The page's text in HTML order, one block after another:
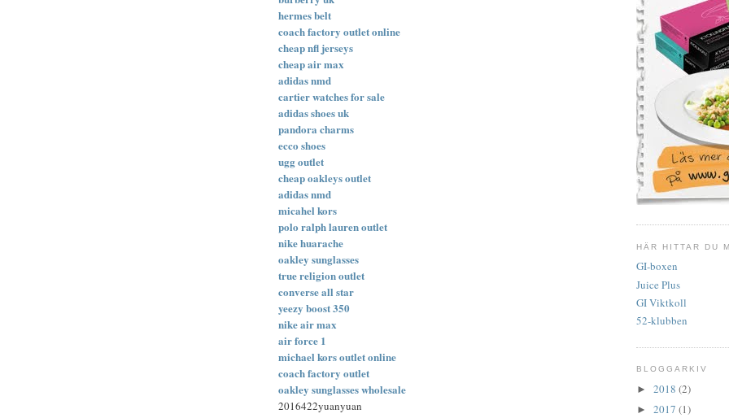
hermes belt
coach factory outlet online
cheap nfl jerseys
cheap air max
adidas nmd
cartier watches for sale
adidas shoes uk
pandora charms
ecco shoes
ugg outlet
cheap oakleys outlet
adidas nmd
micahel kors
polo ralph lauren outlet
nike huarache
oakley sunglasses
true religion outlet
converse all star
yeezy boost 350
nike air max
air force 1
michael kors outlet online
coach factory outlet
oakley sunglasses wholesale
2016422yuanyuan
HÄR HITTAR DU
GI-boxen
Juice Plus
GI Viktkoll
52-klubben
BLOGGARKIV
► 2018 (2)
► 2017 (1)